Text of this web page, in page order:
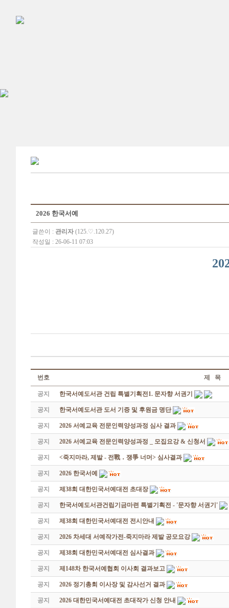
2026 한국서예
글쓴이 : 관리자 (125.♡.120.27)
작성일 : 26-06-11 07:03
번호 제 목
공지 한국서예도서관 건립 특별기획전1. 문자향 서권기
공지 한국서예도서관 도서 기증 및 후원금 명단
공지 2026 서예교육 전문인력양성과정 심사 결과
공지 2026 서예교육 전문인력양성과정 _ 모집요강 & 신청서
공지 <죽지마라, 제발 - 전戰 ․ 쟁爭 너머> 심사결과
공지 2026 한국서예
공지 제38회 대한민국서예대전 초대장
공지 한국서예도서관건립기금마련 특별기획전 - '문자향 서권기'
공지 제38회 대한민국서예대전 전시안내
공지 2026 차세대 서예작가전-죽지마라 제발 공모요강
공지 제38회 대한민국서예대전 심사결과
공지 제148차 한국서예협회 이사회 결과보고
공지 2026 정기총회 이사장 및 감사선거 결과
공지 2026 대한민국서예대전 초대작가 신청 안내